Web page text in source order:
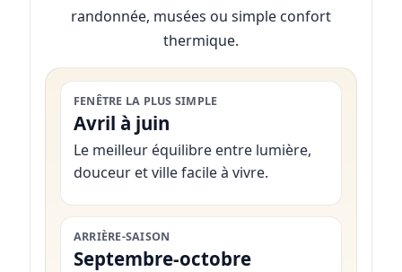
randonnée, musées ou simple confort
thermique.
FENÊTRE LA PLUS SIMPLE
Avril à juin
Le meilleur équilibre entre lumière,
douceur et ville facile à vivre.
ARRIÈRE-SAISON
Septembre-octobre